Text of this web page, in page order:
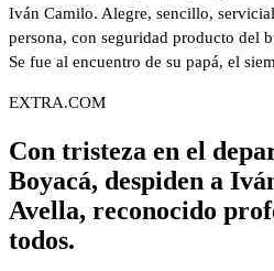
Iván Camilo. Alegre, sencillo,
persona, con seguridad producto del
Se fue al encuentro de su papá, el
EXTRA.COM
Con tristeza en el
Boyacá, despiden a
Avella, reconocido
todos.